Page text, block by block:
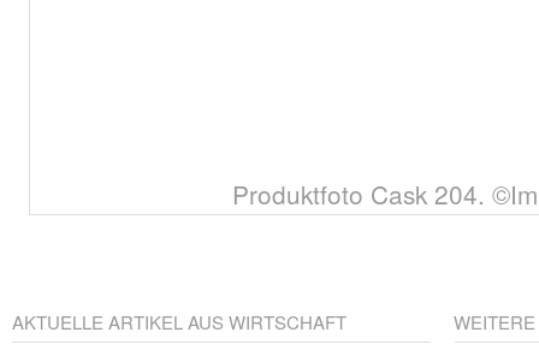
Produktfoto Cask 204.
AKTUELLE ARTIKEL AUS WIRTSCHAFT